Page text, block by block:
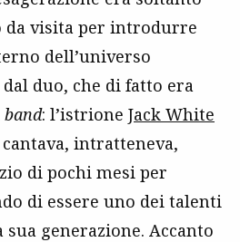
da visita per introdurre
dell’universo
duo, che di fatto era
band: l’istrione Jack White
intratteneva,
di pochi mesi per
di essere uno dei talenti
generazione. Accanto